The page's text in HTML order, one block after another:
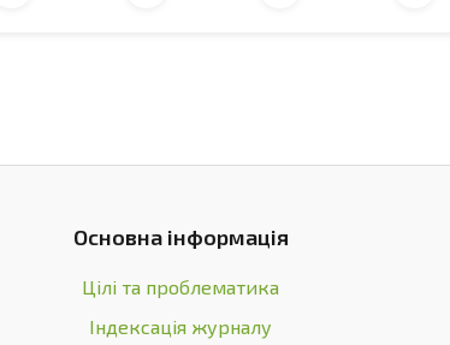
Retrieved from
http://ibc-naas.com/wpcontent/
of hemp and briquettes made of hemp shives. In
efficiency: Proceedings of the international
Основна інформація
Цілі та проблематика
Індексація журналу